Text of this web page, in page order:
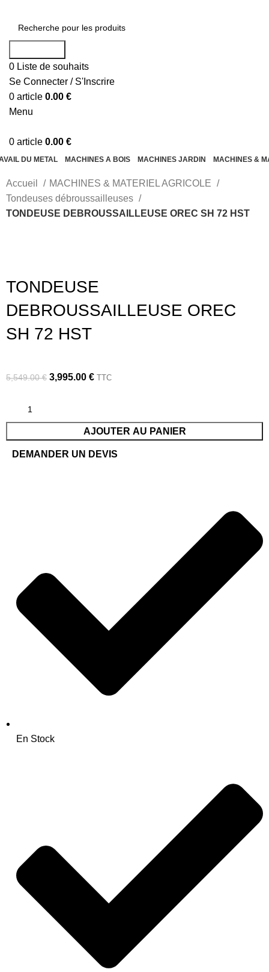
0 Liste de souhaits
Se Connecter / S'Inscrire
0 article 0.00 €
Menu
0 article 0.00 €
DU METAL MACHINES A BOIS MACHINES JARDIN MACHINES &
Accueil
MACHINES & MATERIEL AGRICOLE
Tondeuses débroussailleuses
TONDEUSE DEBROUSSAILLEUSE OREC SH 72 HST
TONDEUSE
DEBROUSSAILLEUSE OREC
SH 72 HST
5,549.00€ 3,995.00€ TTC
AJOUTER AU PANIER
DEMANDER UN DEVIS
En Stock